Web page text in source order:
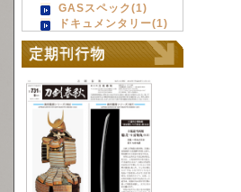
GASスペック(1)
ドキュメンタリー(1)